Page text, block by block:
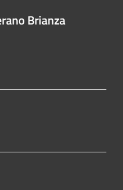
Brianza